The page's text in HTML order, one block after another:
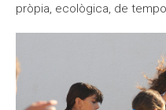
pròpia, ecològica, de